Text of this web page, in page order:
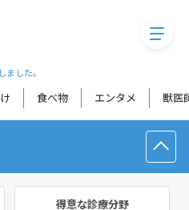
ました。
食べ物 エンタメ 獣医
得意な診療分野